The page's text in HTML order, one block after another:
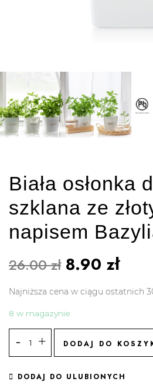
Biała osłonka
szklana ze
napisem
26.00zł 8.90 zł
Najniższa cena w ciągu ostatnich
8 w magazynie
DODAJ DO
DODAJ DO ULUBIONYCH